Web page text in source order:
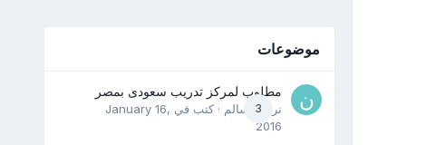
موضوعات
3
مطلوب لمركز تدريب سعودى بمصر
نرمين سالم · كتب في January 16,
2016